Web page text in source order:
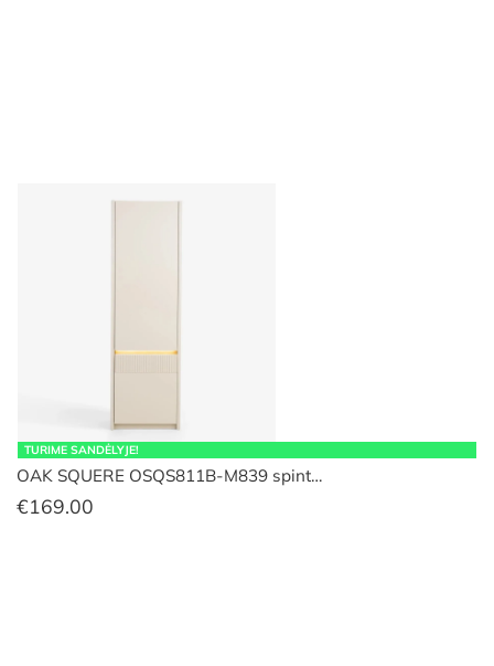
TURIME SANDĖLYJE!
OAK SQUERE OSQS811B-M839 spint…
€169.00